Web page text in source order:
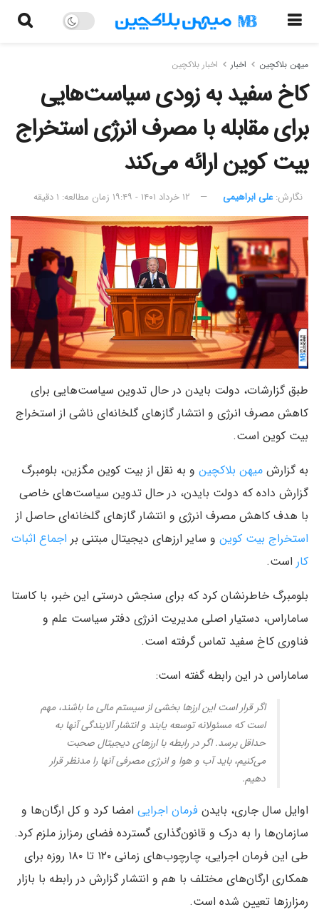
میهن بلاکچین اخبار اخبار بلاکچین
کاخ سفید به زودی سیاست‌هایی
برای مقابله با مصرف انرژی استخراج
بیت کوین ارائه می‌کند
نگارش:‌ علی ابراهیمی ۱۲ خرداد ۱۴۰۱ - ۱۹:۴۹ زمان مطالعه: ۱ دقیقه
طبق گزارشات، دولت بایدن در حال تدوین سیاست‌هایی برای
کاهش مصرف انرژی و انتشار گازهای گلخانه‌ای ناشی از استخراج
بیت کوین است.
به گزارش میهن بلاکچین و به نقل از بیت کوین مگزین، بلومبرگ
گزارش داده که دولت بایدن، در حال تدوین سیاست‌های خاصی
با هدف کاهش مصرف انرژی و انتشار گازهای گلخانه‌ای حاصل از
استخراج بیت کوین و سایر ارزهای دیجیتال مبتنی بر اجماع اثبات
کار است.
بلومبرگ خاطرنشان کرد که برای سنجش درستی این خبر، با کاستا
ساماراس، دستیار اصلی مدیریت انرژی دفتر سیاست علم و
فناوری کاخ سفید تماس گرفته است.
ساماراس در این رابطه گفته است:
اگر قرار است این ارزها بخشی از سیستم مالی ما باشند، مهم
است که مسئولانه توسعه یابند و انتشار آلایندگی آنها به
حداقل برسد. اگر در رابطه با ارزهای دیجیتال صحبت
می‌کنیم، باید آب و هوا و انرژی مصرفی آنها را مدنظر قرار
دهیم.
اوایل سال جاری، بایدن فرمان اجرایی امضا کرد و کل ارگان‌ها و
سازمان‌ها را به درک و قانون‌گذاری گسترده فضای رمزارز ملزم کرد.
طی این فرمان اجرایی، چارچوب‌های زمانی ۱۲۰ تا ۱۸۰ روزه برای
همکاری ارگان‌های مختلف با هم و انتشار گزارش در رابطه با بازار
رمزارزها تعیین شده است.